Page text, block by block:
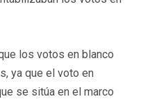
los votos en blanco
ya que el voto en
se sitúa en el marco